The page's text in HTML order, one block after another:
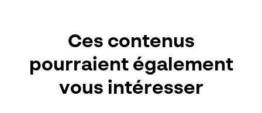
Ces contenus
pourraient également
vous intéresser